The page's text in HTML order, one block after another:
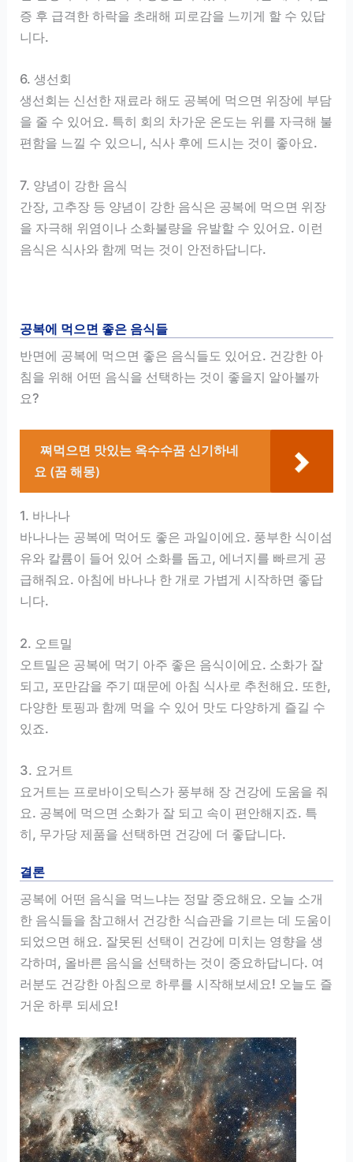
증 후 급격한 하락을 초래해 피로감을 느끼게 할 수 있답
니다.
6. 생선회
생선회는 신선한 재료라 해도 공복에 먹으면 위장에 부담
을 줄 수 있어요. 특히 회의 차가운 온도는 위를 자극해 불
편함을 느낄 수 있으니, 식사 후에 드시는 것이 좋아요.
7. 양념이 강한 음식
간장, 고추장 등 양념이 강한 음식은 공복에 먹으면 위장
을 자극해 위염이나 소화불량을 유발할 수 있어요. 이런
음식은 식사와 함께 먹는 것이 안전하답니다.
공복에 먹으면 좋은 음식들
반면에 공복에 먹으면 좋은 음식들도 있어요. 건강한 아
침을 위해 어떤 음식을 선택하는 것이 좋을지 알아볼까
요?
쪄먹으면 맛있는 옥수수꿈 신기하네
요 (꿈 해몽)
1. 바나나
바나나는 공복에 먹어도 좋은 과일이에요. 풍부한 식이섬
유와 칼륨이 들어 있어 소화를 돕고, 에너지를 빠르게 공
급해줘요. 아침에 바나나 한 개로 가볍게 시작하면 좋답
니다.
2. 오트밀
오트밀은 공복에 먹기 아주 좋은 음식이에요. 소화가 잘
되고, 포만감을 주기 때문에 아침 식사로 추천해요. 또한,
다양한 토핑과 함께 먹을 수 있어 맛도 다양하게 즐길 수
있죠.
3. 요거트
요거트는 프로바이오틱스가 풍부해 장 건강에 도움을 줘
요. 공복에 먹으면 소화가 잘 되고 속이 편안해지죠. 특
히, 무가당 제품을 선택하면 건강에 더 좋답니다.
결론
공복에 어떤 음식을 먹느냐는 정말 중요해요. 오늘 소개
한 음식들을 참고해서 건강한 식습관을 기르는 데 도움이
되었으면 해요. 잘못된 선택이 건강에 미치는 영향을 생
각하며, 올바른 음식을 선택하는 것이 중요하답니다. 여
러분도 건강한 아침으로 하루를 시작해보세요! 오늘도 즐
거운 하루 되세요!